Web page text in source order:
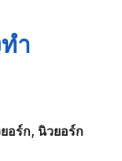
ำ
อร์ก, นิวยอร์ก